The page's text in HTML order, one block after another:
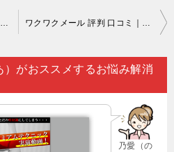
ワクワクメール 評判 口コミ｜信用できるかどうかを見分ける時に確認しておきたいのが…。 ワクワクメール 評判 口コミ｜目当ての人に恋愛相談を依頼するというのは…。
がおススメするお悩み解消
乃愛（の